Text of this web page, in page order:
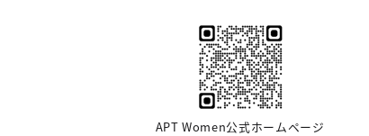
APT Women公式ホームページ